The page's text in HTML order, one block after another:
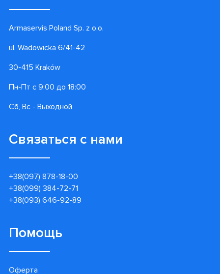
Armaservis Poland Sp. z o.o.
ul. Wadowicka 6/41-42
30-415 Kraków
Пн-Пт с 9:00 до 18:00
Сб, Вс - Выходной
Связаться с нами
+38(097) 878-18-00
+38(099) 384-72-71
+38(093) 646-92-89
Помощь
Оферта